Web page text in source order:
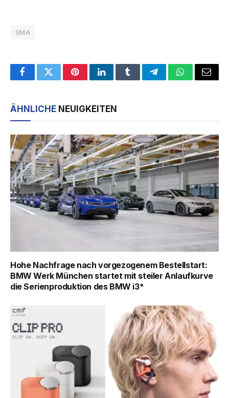
SMA
FacebookTwitterPinterestLinkedInTumblrTelegramWhatsApp
Email
ÄHNLICHE NEUIGKEITEN
Hohe Nachfrage nach vorgezogenem Bestellstart:
BMW Werk München startet mit steiler Anlaufkurve
die Serienproduktion des BMW i3*